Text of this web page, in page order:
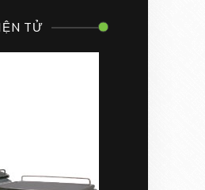
TỬ